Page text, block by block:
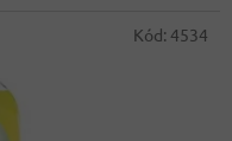
Kód: 4534